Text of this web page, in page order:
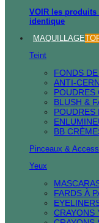
VOIR les
identique
MAQUILLAGE
Teint
FONDS
ANTI-
POUDRES
BLUSH &
POUDRES
BB
Pinceaux &
Yeux
FARDS À
CRAYONS